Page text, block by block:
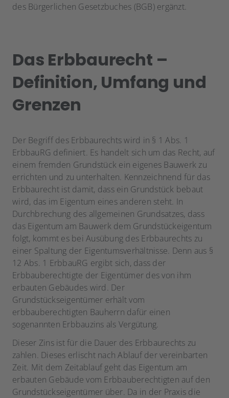
des Bürgerlichen Gesetzbuches (BGB) ergänzt.
Das Erbbaurecht –
Definition, Umfang und
Grenzen
Der Begriff des Erbbaurechts wird in § 1 Abs. 1
ErbbauRG definiert. Es handelt sich um das Recht, auf
einem fremden Grundstück ein eigenes Bauwerk zu
errichten und zu unterhalten. Kennzeichnend für das
Erbbaurecht ist damit, dass ein Grundstück bebaut
wird, das im Eigentum eines anderen steht. In
Durchbrechung des allgemeinen Grundsatzes, dass
das Eigentum am Bauwerk dem Grundstückeigentum
folgt, kommt es bei Ausübung des Erbbaurechts zu
einer Spaltung der Eigentumsverhältnisse. Denn aus §
12 Abs. 1 ErbbauRG ergibt sich, dass der
Erbbauberechtigte der Eigentümer des von ihm
erbauten Gebäudes wird. Der
Grundstückseigentümer erhält vom
erbbauberechtigten Bauherrn dafür einen
sogenannten Erbbauzins als Vergütung.
Dieser Zins ist für die Dauer des Erbbaurechts zu
zahlen. Dieses erlischt nach Ablauf der vereinbarten
Zeit. Mit dem Zeitablauf geht das Eigentum am
erbauten Gebäude vom Erbbauberechtigten auf den
Grundstückseigentümer über. Da in der Praxis die